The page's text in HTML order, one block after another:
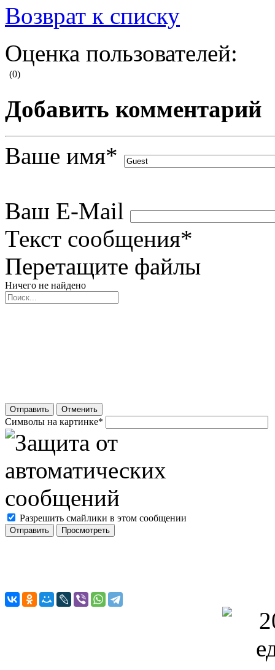
Возврат к списку
Оценка пользователей:
(0)
Добавить комментарий
Ваше имя*
Ваш E-Mail
Текст сообщения*
Перетащите файлы
Ничего не найдено
Отправить Отменить
Символы на картинке*
Разрешить смайлики в этом сообщении